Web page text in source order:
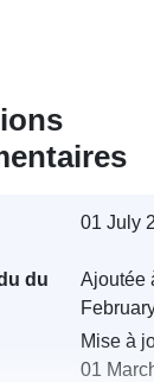
01 July
du
Ajoutée
Mise à
01